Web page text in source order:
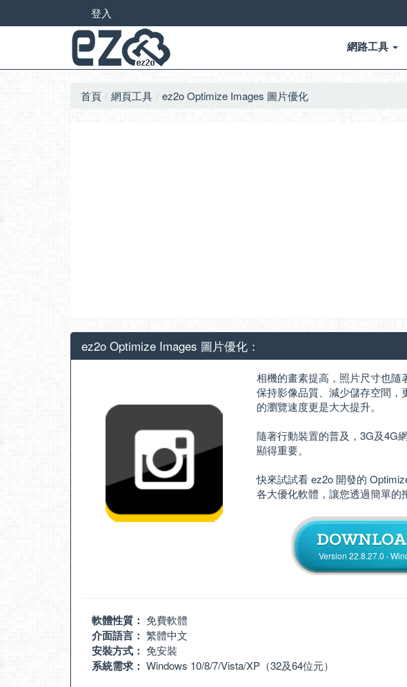
登入
網路工具
首頁 網頁工具 ez2o Optimize Images 圖片優化
ez2o Optimize Images 圖片優化：
相機的畫素提高，照片尺寸也隨
保持影像品質、減少儲存空間
的瀏覽速度更是大大提升。
隨著行動裝置的普及，3G及4G
顯得重要。
快來試試看 ez2o 開發的
各大優化軟體，讓您透過簡單的
Version 22.8.27.0 ‧
軟體性質： 免費軟體
介面語言： 繁體中文
安裝方式： 免安裝
系統需求： Windows 10/8/7/Vista/XP（32及64位元）